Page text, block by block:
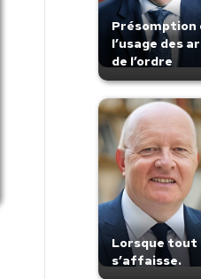
Présomption
l’usage des
de l’ordre
Lorsque tout
s’affaisse.